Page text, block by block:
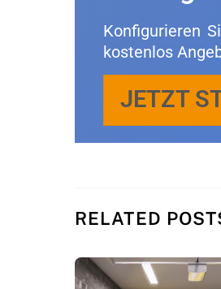
Kon­fi­gu­rie­ren
kos­ten­los
JETZT
RE­LA­TED